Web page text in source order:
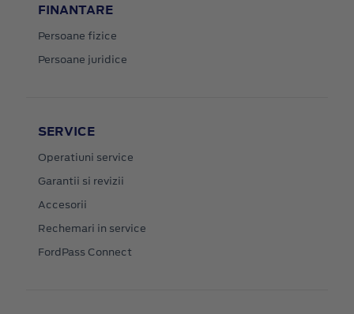
FINANTARE
Persoane fizice
Persoane juridice
SERVICE
Operatiuni service
Garantii si revizii
Accesorii
Rechemari in service
FordPass Connect